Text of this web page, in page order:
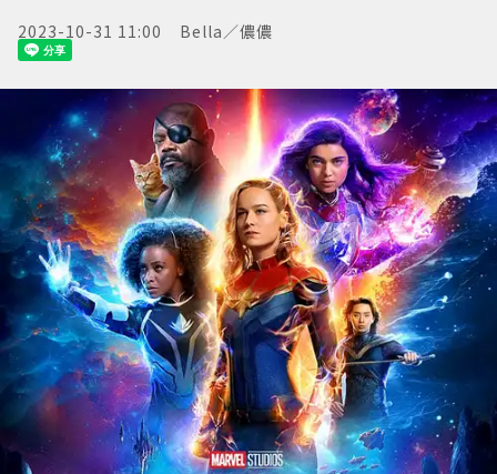
2023-10-31 11:00 Bella／儂儂